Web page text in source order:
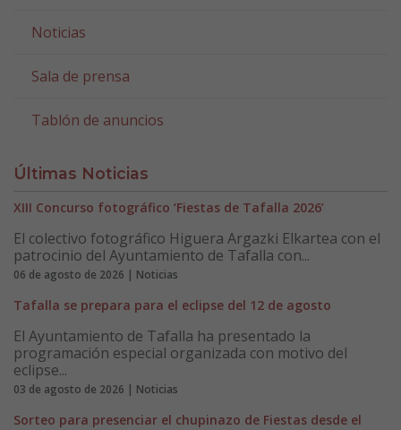
Noticias
Sala de prensa
Tablón de anuncios
Últimas Noticias
XIII Concurso fotográfico ‘Fiestas de Tafalla 2026’
El colectivo fotográfico Higuera Argazki Elkartea con el
patrocinio del Ayuntamiento de Tafalla con...
06 de agosto de 2026 | Noticias
Tafalla se prepara para el eclipse del 12 de agosto
El Ayuntamiento de Tafalla ha presentado la
programación especial organizada con motivo del
eclipse...
03 de agosto de 2026 | Noticias
Sorteo para presenciar el chupinazo de Fiestas desde el